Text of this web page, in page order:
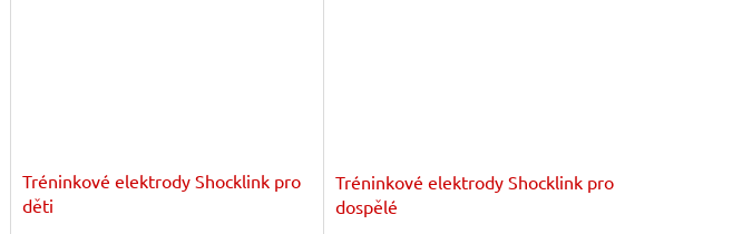
Tréninkové elektrody Shocklink pro
děti
Tréninkové elektrody Shocklink pro
dospělé